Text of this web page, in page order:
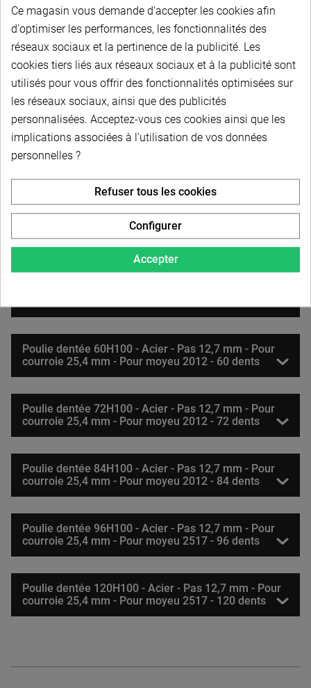
Poulie dentée 32H100 - Acier - Pas 12,7 mm - Pour
courroie 25,4 mm - Pour moyeu 1610 - 32 dents
Poulie dentée 36H100 - Acier - Pas 12,7 mm - Pour
courroie 25,4 mm - Pour moyeu 1610 - 36 dents
Poulie dentée 40H100 - Acier - Pas 12,7 mm - Pour
Poulie dentée 44H100 - Acier - Pas 12,7 mm - Pour
courroie 25,4 mm - Pour moyeu 2012 - 44 dents
Poulie dentée 48H100 - Acier - Pas 12,7 mm - Pour
Poulie dentée 60H100 - Acier - Pas 12,7 mm - Pour
courroie 25,4 mm - Pour moyeu 2012 - 60 dents
Poulie dentée 72H100 - Acier - Pas 12,7 mm - Pour
courroie 25,4 mm - Pour moyeu 2012 - 72 dents
Poulie dentée 84H100 - Acier - Pas 12,7 mm - Pour
courroie 25,4 mm - Pour moyeu 2012 - 84 dents
Poulie dentée 96H100 - Acier - Pas 12,7 mm - Pour
courroie 25,4 mm - Pour moyeu 2517 - 96 dents
Poulie dentée 120H100 - Acier - Pas 12,7 mm - Pour
courroie 25,4 mm - Pour moyeu 2517 - 120 dents
Ce magasin vous demande d'accepter les cookies afin
d'optimiser les performances, les fonctionnalités des
réseaux sociaux et la pertinence de la publicité. Les
cookies tiers liés aux réseaux sociaux et à la publicité sont
utilisés pour vous offrir des fonctionnalités optimisées sur
les réseaux sociaux, ainsi que des publicités
personnalisées. Acceptez-vous ces cookies ainsi que les
implications associées à l'utilisation de vos données
personnelles ?
Accepter
Refuser tous les cookies
Configurer